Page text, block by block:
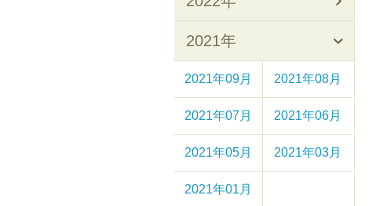
2021年
2021年09月 2021年08月
2021年07月 2021年06月
2021年05月 2021年03月
2021年01月